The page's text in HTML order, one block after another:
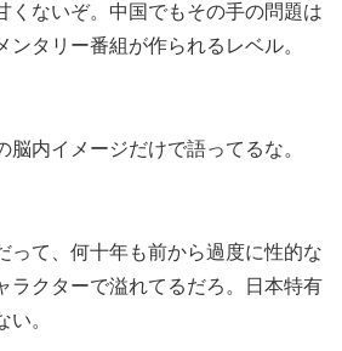
くないぞ。中国でもその手の問題は
ンタリー番組が作られるレベル。
脳内イメージだけで語ってるな。
って、何十年も前から過度に性的な
ラクターで溢れてるだろ。日本特有
。